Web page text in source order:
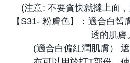
(注意: 不要貪快就撻上面
【S31- 粉膚色】：適合白
透的肌膚
(適合白偏紅潤肌膚）